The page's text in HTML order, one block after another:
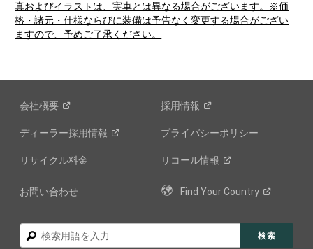
真およびイラストは、実車とは異なる場合がございます。※価
格・諸元・仕様ならびに装備は予告なく変更する場合がござい
ますので、予めご了承ください。
会社概要 採用情報
ディーラー採用情報 プライバシーポリシー
リサイクル料金 リコール情報
お問い合わせ Find YourCountry
検
索
検索